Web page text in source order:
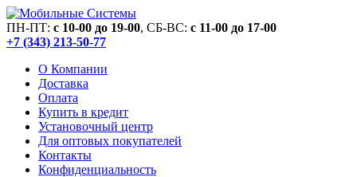
ПН-ПТ: c 10-00 до 19-00, СБ-ВС: c 11-00 до 17-00
+7 (343) 213-50-77
О Компании
Доставка
Оплата
Купить в кредит
Установочный центр
Для оптовых покупателей
Контакты
Конфиденциальность